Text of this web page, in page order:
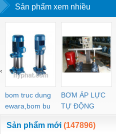
53A-L33R-X1-2B-G-13
HGP-555A-L48R-Z-
L36L-X-4BD HGP-22A-
F92L-X-4BJ HGP-53A-
L44R-Z-4BD-P-13
HGP-22A-F4R4R
222A-
3A-F6R HGP-
F14R14R
Sản phẩm xem nhiều
bom truc dung
ewara,bom bu
ewara
BƠM ÁP LỰC
TỰ ĐỘNG
‹
Sản phẩm mới (147896)